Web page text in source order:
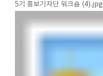
5기 홍보기자단 워크숍 (4).jpg